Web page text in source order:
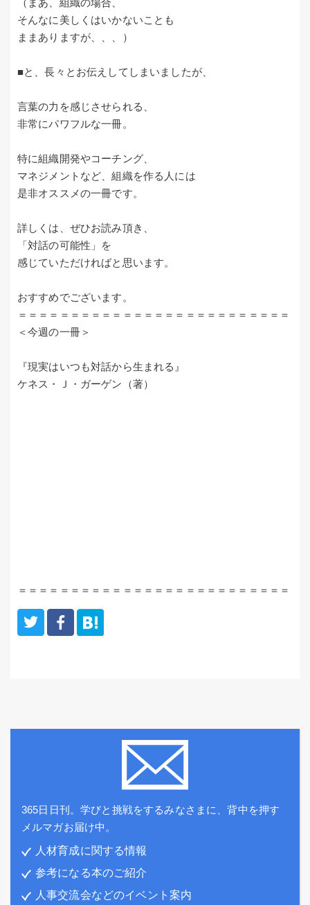
（まあ、組織の場合、
そんなに美しくはいかないことも
ままありますが、、、）
■と、長々とお伝えしてしまいましたが、
言葉の力を感じさせられる、
非常にパワフルな一冊。
特に組織開発やコーチング、
マネジメントなど、組織を作る人には
是非オススメの一冊です。
詳しくは、ぜひお読み頂き、
「対話の可能性」を
感じていただければと思います。
おすすめでございます。
＝＝＝＝＝＝＝＝＝＝＝＝＝＝＝＝＝＝＝＝＝＝＝＝＝＝
＜今週の一冊＞
『現実はいつも対話から生まれる』
ケネス・Ｊ・ガーゲン（著）
＝＝＝＝＝＝＝＝＝＝＝＝＝＝＝＝＝＝＝＝＝＝＝＝＝＝
365日日刊。学びと挑戦をするみなさまに、背中を押す
メルマガお届け中。
人材育成に関する情報
参考になる本のご紹介
人事交流会などのイベント案内